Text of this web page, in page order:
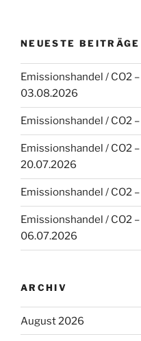
NEUESTE BEITRÄGE
Emissionshandel / CO2
03.08.2026
Emissionshandel / CO2
Emissionshandel / CO2
20.07.2026
Emissionshandel / CO2
Emissionshandel / CO2
06.07.2026
ARCHIV
August 2026